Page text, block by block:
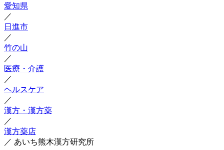
愛知県
／
日進市
／
竹の山
／
医療・介護
／
ヘルスケア
／
漢方・漢方薬
／
漢方薬店
／ あいち熊木漢方研究所